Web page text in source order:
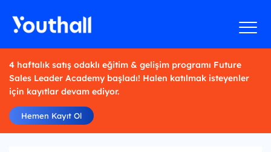
4 haftalık satış odaklı eğitim & gelişim programı Future
Sales Leader Academy başladı! Halen katılmak isteyenler
için kayıtlar devam ediyor.
Hemen Kayıt Ol